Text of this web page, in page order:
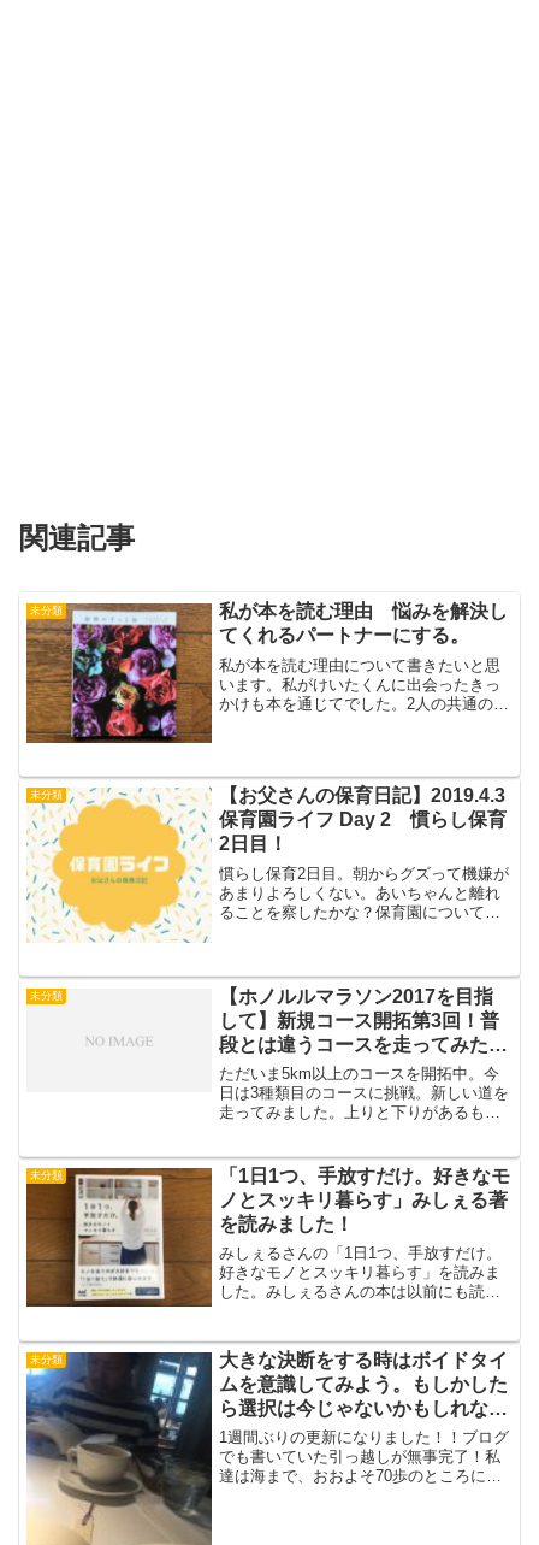
関連記事
未分類
私が本を読む理由 悩みを解決し
てくれるパートナーにする。
私が本を読む理由について書きたいと思
います。私がけいたくんに出会ったきっ
かけも本を通じてでした。2人の共通の趣
代を計算するのはちょっ...
未分類
【お父さんの保育日記】2019.4.3
保育園ライフ Day 2 慣らし保育
2日目！
慣らし保育2日目。朝からグズって機嫌が
あまりよろしくない。あいちゃんと離れ
ることを察したかな？保育園についても
さんは少し複雑な気持ち...
未分類
【ホノルルマラソン2017を目指
して】新規コース開拓第3回！普
段とは違うコースを走ってみた！
【ランニングノート 2017.4.8】
ただいま5km以上のコースを開拓中。今
日は3種類目のコースに挑戦。新しい道を
走ってみました。上りと下りがあるもの
ス。走りながら思ったのは、規模も景色
も全然違うけれど、ホ...
未分類
「1日1つ、手放すだけ。好きなモ
ノとスッキリ暮らす」みしぇる著
を読みました！
みしぇるさんの「1日1つ、手放すだけ。
好きなモノとスッキリ暮らす」を読みま
した。みしぇるさんの本は以前にも読ん
のをみて、自分もチャレンジしてみよう
と思ったこと...
未分類
大きな決断をする時はボイドタイ
ムを意識してみよう。もしかした
ら選択は今じゃないかもしれな
い。
1週間ぶりの更新になりました！！ブログ
でも書いていた引っ越しが無事完了！私
達は海まで、おおよそ70歩のところに住